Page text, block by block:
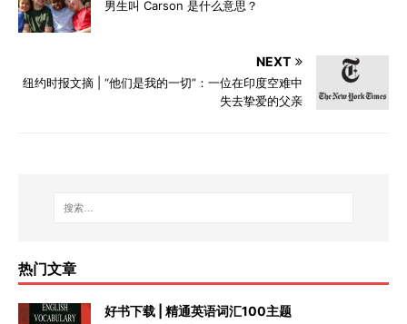
男生叫 Carson 是什么意思？
NEXT
纽约时报文摘 | “他们是我的一切”：一位在印度空难中
失去挚爱的父亲
热门文章
好书下载 | 精通英语词汇100主题